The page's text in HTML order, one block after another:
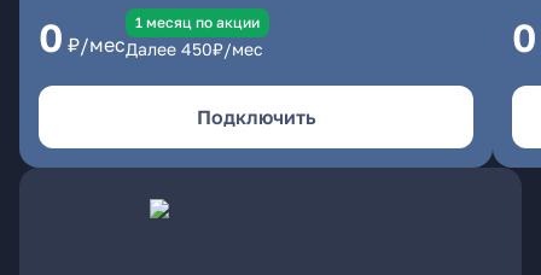
0 ₽/мес
1 месяц по акции
Далее 450₽/мес
Подключить
0